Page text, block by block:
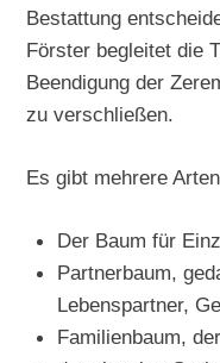
Bestattung
Förster begleitet die
Beendigung der
zu verschließen.
Es gibt mehrere
Der Baum für
Partnerbaum,
Lebenspartner,
Familienbaum,